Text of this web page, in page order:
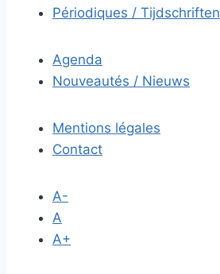
Périodiques / Tijdschriften
Agenda
Nouveautés / Nieuws
Mentions légales
Contact
A-
A
A+